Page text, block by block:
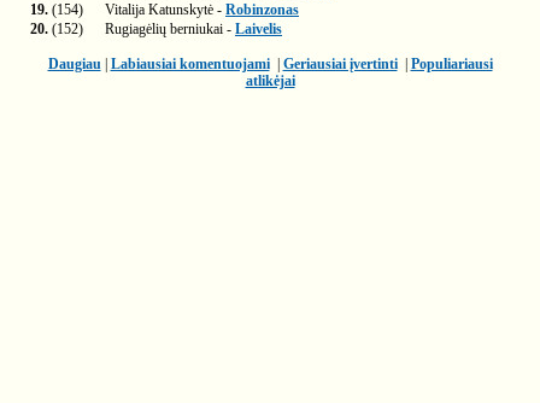
19. (154) Vitalija Katunskytė - Robinzonas
20. (152) Rugiagėlių berniukai - Laivelis
Daugiau| Labiausiai komentuojami| Geriausiai įvertinti| Populiariausi
atlikėjai